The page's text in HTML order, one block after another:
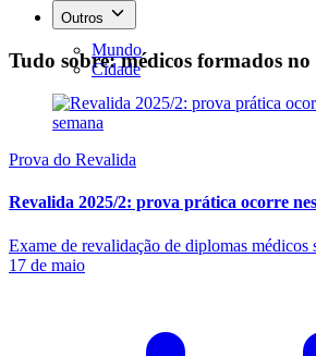
Outros
Mundo
Cidade
Tudo sobre: médicos formados
Prova do Revalida
Revalida 2025/2: prova prática ocorre
Exame de revalidação de diplomas médicos
17 de maio